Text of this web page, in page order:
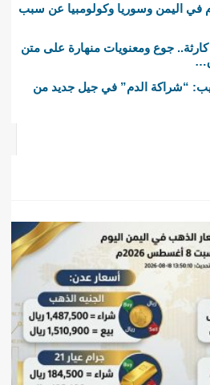
في اليمن وسوريا وكولومبيا عن سبب
جوع ومعنويات منهارة على متن
“شراكة الدم” في جيل جديد من